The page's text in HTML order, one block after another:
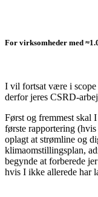
For virksomheder med
I vil fortsat være i
derfor jeres CSRD-
Først og fremmest skal
første rapportering
oplagt at strømline og
klimaomstillingsplan,
begynde at forberede
hvis I ikke allerede har